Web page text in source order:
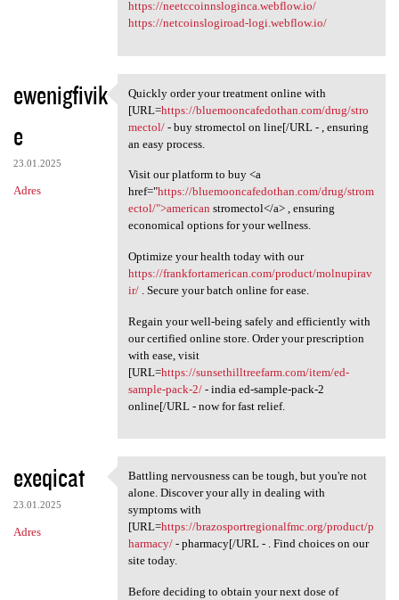
https://neetccoinnsloginca.webflow.io/
https://netcoinslogiroad-logi.webflow.io/
ewenigfivik
e
23.01.2025
Adres
Quickly order your treatment
Quickly order your treatment online with
[URL=https://bluemooncafedothan.com/drug/stro
mectol/- buy stromectol on line[/URL - , ensuring
an easy process.
Visit our platform to buy <a
href="https://bluemooncafedothan.com/drug/strom
ectol/">american stromectol</a> , ensuring
economical options for your wellness.
Optimize your health today with our
https://frankfortamerican.com/product/molnupirav
ir/. Secure your batch online for ease.
Regain your well-being safely and efficiently with
our certified online store. Order your prescription
with ease, visit
[URL=https://sunsethilltreefarm.com/item/ed-
sample-pack-2/- india ed-sample-pack-2
online[/URL - now for fast relief.
exeqicat
23.01.2025
Adres
Battling nervousness can be
Battling nervousness can be tough, but you're not
alone. Discover your ally in dealing with
symptoms with
[URL=https://brazosportregionalfmc.org/product/p
harmacy/- pharmacy[/URL - . Find choices on our
site today.
Before deciding to obtain your next dose of